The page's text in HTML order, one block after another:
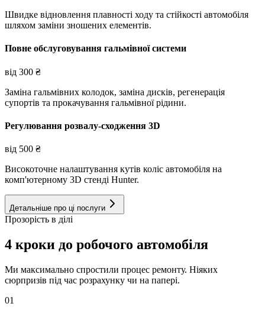
Швидке відновлення плавності ходу та стійкості автомобіля
шляхом заміни зношених елементів.
Повне обслуговування гальмівної системи
від 300 ₴
Заміна гальмівних колодок, заміна дисків, регенерація
супортів та прокачування гальмівної рідини.
Регулювання розвалу-сходження 3D
від 500 ₴
Високоточне налаштування кутів коліс автомобіля на
комп'ютерному 3D стенді Hunter.
Детальніше про ці послуги
Прозорість в ділі
4 кроки до робочого автомобіля
Ми максимально спростили процес ремонту. Ніяких
сюрпризів під час розрахунку чи на папері.
01